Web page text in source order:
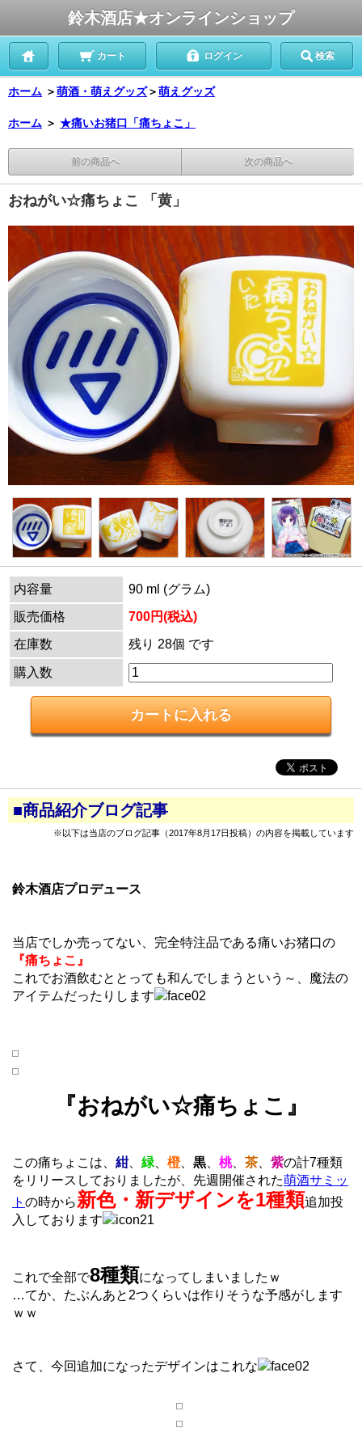
鈴木酒店★オンラインショップ
カート ログイン 検索
ホーム ＞萌酒・萌えグッズ＞萌えグッズ
ホーム ＞ ★痛いお猪口「痛ちょこ」
前の商品へ 次の商品へ
おねがい☆痛ちょこ 「黄」
内容量
90 ml (グラム)
販売価格
700円(税込)
在庫数
残り 28個 です
購入数
■商品紹介ブログ記事
※以下は当店のブログ記事（2017年8月17日投稿）の内容を掲載しています
鈴木酒店プロデュース
当店でしか売ってない、完全特注品である痛いお猪口の
『痛ちょこ』
これでお酒飲むととっても和んでしまうという～、魔法の
アイテムだったりします
『おねがい☆痛ちょこ』
この痛ちょこは、 紺、 緑 橙、 黒 桃、 茶 紫の計7種類
をリリースしておりましたが、先週開催された萌酒サミッ
ト の時から新色・新デザインを1種類追加投
入しております
これで全部で8種類になってしまいましたｗ
…てか、たぶんあと2つくらいは作りそうな予感がします
ｗｗ
さて、今回追加になったデザインはこれな